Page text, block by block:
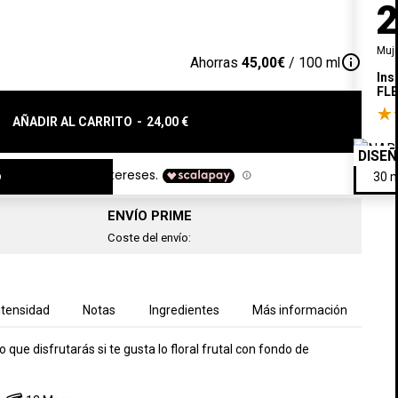
Ahorras 45,00€ / 100 mlinfo_outline
AÑADIR AL CARRITO - 24,00 €
ENVÍO PRIME
Coste del envío:
Notas Ingredientes Más información
que disfrutarás si te gusta lo floral frutal con fondo de